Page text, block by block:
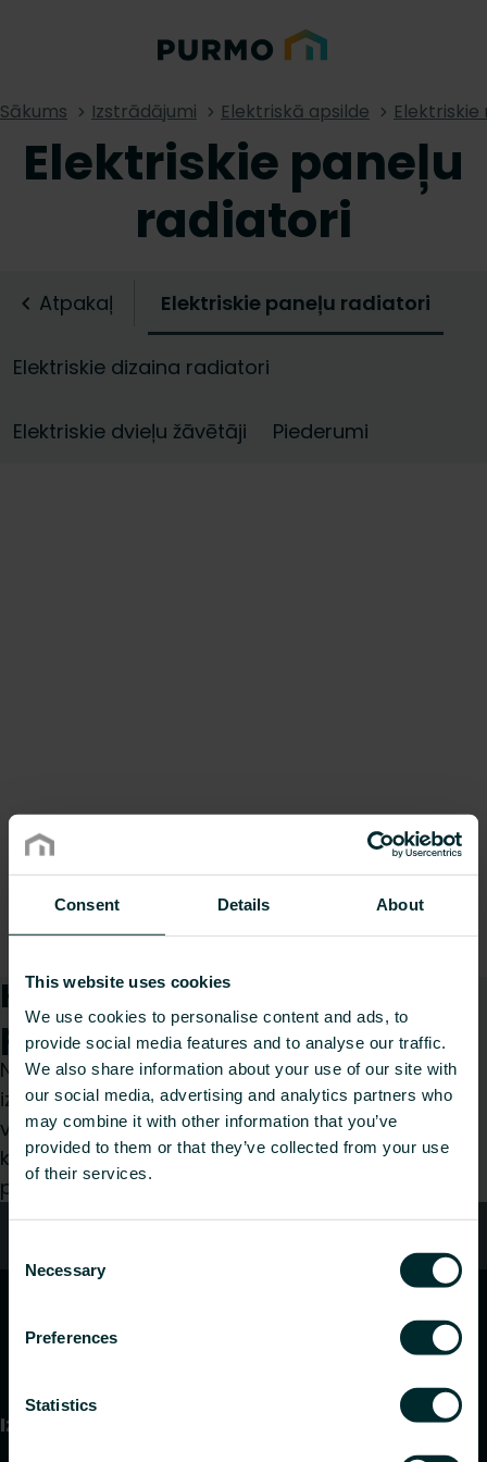
Consent Details About
This website uses cookies
We use cookies to personalise content and ads, to
provide social media features and to analyse our traffic.
We also share information about your use of our site with
our social media, advertising and analytics partners who
may combine it with other information that you’ve
provided to them or that they’ve collected from your use
of their services.
Selection
Necessary
Preferences
Statistics
Sākums Izstrādājumi Elektriskā apsilde
Elektriskie paneļu
radiatori
Atpakaļ Elektriskie paneļu radiatori
Elektriskie dizaina radiatori
Elektriskie dvieļu žāvētāji Piederumi
Kā mēs varam Jums
palīdzēt?
Neatkarīgi no tā, vai esat specifikāciju
izstrādātājs, uzstādītājs, arhitekts, plānotājs,
vairumtirgotājs vai gala lietotājs, izvēlieties
kategoriju, un mēs ar prieku izskatīsim jūsu
pieprasījumu.
Izstrādājumi